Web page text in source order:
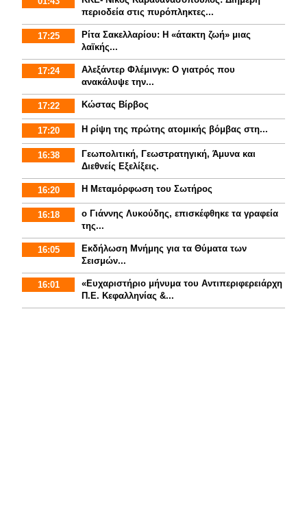
περιοδεία στις πυρόπληκτες...
17:25
Ρίτα Σακελλαρίου: Η «άτακτη ζωή» μιας
λαϊκής...
17:24
Αλεξάντερ Φλέμινγκ: Ο γιατρός που
ανακάλυψε την...
17:22 Κώστας Βίρβος
17:20 Η ρίψη της πρώτης ατομικής βόμβας στη...
16:38
Γεωπολιτική, Γεωστρατηγική, Άμυνα και
Διεθνείς Εξελίξεις.
16:20 Η Μεταμόρφωση του Σωτήρος
16:18
ο Γιάννης Λυκούδης, επισκέφθηκε τα γραφεία
της...
16:05
Εκδήλωση Μνήμης για τα Θύματα των
Σεισμών...
16:01
«Ευχαριστήριο μήνυμα του Αντιπεριφερειάρχη
Π.Ε. Κεφαλληνίας &...